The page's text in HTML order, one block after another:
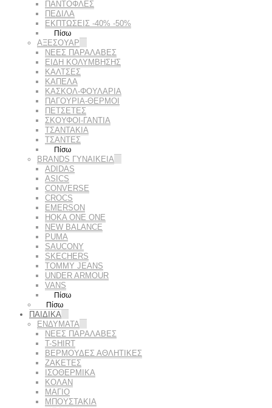
ΠΑΝΤΟΦΛΕΣ
ΠΕΔΙΛΑ
ΕΚΠΤΏΣΕΙΣ -40% -50%
Πίσω
ΑΞΕΣΟΥΑΡ
ΝΕΕΣ ΠΑΡΑΛΑΒΕΣ
ΕΙΔΗ ΚΟΛΥΜΒΗΣΗΣ
ΚΑΛΤΣΕΣ
ΚΑΠΕΛΑ
ΚΑΣΚΟΛ-ΦΟΥΛΑΡΙΑ
ΠΑΓΟΥΡΙΑ-ΘΕΡΜΟΙ
ΠΕΤΣΈΤΕΣ
ΣΚΟΥΦΟΙ-ΓΑΝΤΙΑ
ΤΣΑΝΤΑΚΙΑ
ΤΣΑΝΤΕΣ
Πίσω
BRANDS ΓΥΝΑΙΚΕΊΑ
ADIDAS
ASICS
CONVERSE
CROCS
EMERSON
HOKA ONE ONE
NEW BALANCE
PUMA
SAUCONY
SKECHERS
TOMMY JEANS
UNDER ARMOUR
VANS
Πίσω
Πίσω
ΠΑΙΔΙΚΑ
ΕΝΔΥΜΑΤΑ
ΝΕΕΣ ΠΑΡΑΛΑΒΕΣ
T-SHIRT
ΒΕΡΜΟΥΔΕΣ ΑΘΛΗΤΙΚΕΣ
ΖΑΚΕΤΕΣ
ΙΣΟΘΕΡΜΙΚΑ
ΚΟΛΑΝ
ΜΑΓΙΟ
ΜΠΟΥΣΤΑΚΙΑ